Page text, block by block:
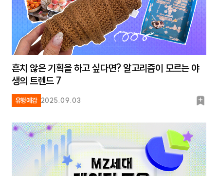
흔치 않은 기획을 하고 싶다면? 알고리즘이 모르는 야
생의 트렌드 7
유행예감 2025.09.03
북
크